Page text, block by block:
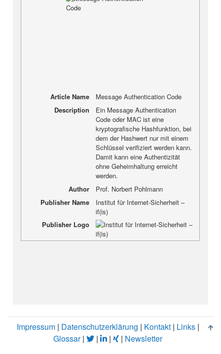
Article Name
Message Authentication Code
Description
Ein Message Authentication
Code oder MAC ist eine
kryptografische Hashfunktion, bei
dem der Hashwert nur mit einem
Schlüssel verifiziert werden kann.
Damit kann eine Authentizität
ohne Geheimhaltung erreicht
werden.
Author
Prof. Norbert Pohlmann
Publisher Name
Institut für Internet-Sicherheit –
if(is)
Publisher Logo
Impressum| Datenschutzerklärung | Kontakt| Links|
Glossar| | | | Newsletter